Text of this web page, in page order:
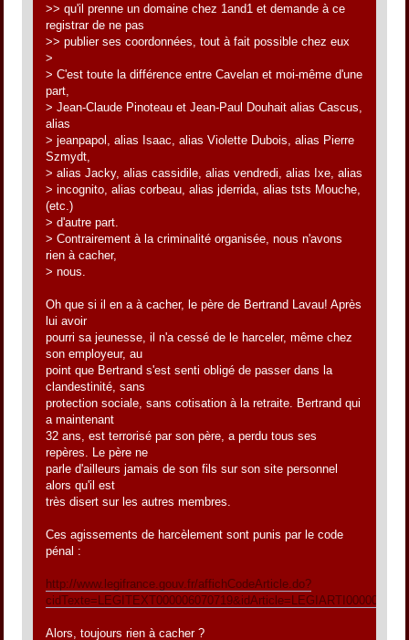
>> qu'il prenne un domaine chez 1and1 et demande à ce
registrar de ne pas
>> publier ses coordonnées, tout à fait possible chez eux
>
> C'est toute la différence entre Cavelan et moi-même d'une
part,
> Jean-Claude Pinoteau et Jean-Paul Douhait alias Cascus,
alias
> jeanpapol, alias Isaac, alias Violette Dubois, alias Pierre
Szmydt,
> alias Jacky, alias cassidile, alias vendredi, alias Ixe, alias
> incognito, alias corbeau, alias jderrida, alias tsts Mouche,
(etc.)
> d'autre part.
> Contrairement à la criminalité organisée, nous n'avons
rien à cacher,
> nous.
Oh que si il en a à cacher, le père de Bertrand Lavau! Après
lui avoir
pourri sa jeunesse, il n'a cessé de le harceler, même chez
son employeur, au
point que Bertrand s'est senti obligé de passer dans la
clandestinité, sans
protection sociale, sans cotisation à la retraite. Bertrand qui
a maintenant
32 ans, est terrorisé par son père, a perdu tous ses
repères. Le père ne
parle d'ailleurs jamais de son fils sur son site personnel
alors qu'il est
très disert sur les autres membres.
Ces agissements de harcèlement sont punis par le code
pénal :
http://www.legifrance.gouv.fr/affichCodeArticle.do?
Alors, toujours rien à cacher ?